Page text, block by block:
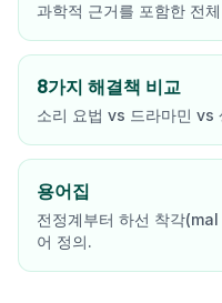
과학적 근거를 포함한 전
8가지 해결책 비교
소리 요법 vs 드라마민
용어집
전정계부터 하선 착각
어 정의.